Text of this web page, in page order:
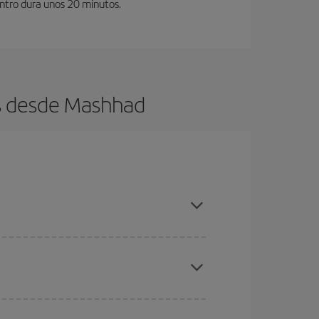
dura unos 20 minutos.
Mashhad
el vuelo más barato.